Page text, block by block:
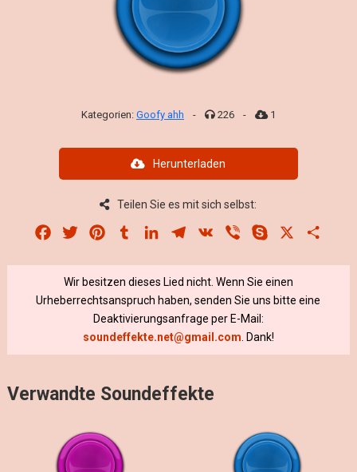
Kategorien: Goofy ahh - 226 - 1
Herunterladen
Teilen Sie es mit sich selbst:
Facebook
Twitter PinterestTumblrLinkedInTelegram
VK Viber Skype
Wir besitzen dieses Lied nicht. Wenn Sie einen
Urheberrechtsanspruch haben, senden Sie uns bitte eine
Deaktivierungsanfrage per E-Mail:
soundeffekte.net@gmail.com . Dank!
Verwandte Soundeffekte